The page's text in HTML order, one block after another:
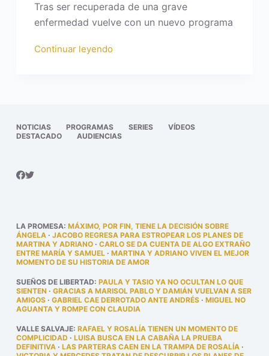
Tras ser recuperada de una grave
enfermedad vuelve con un nuevo programa
Continuar leyendo
NOTICIAS PROGRAMAS SERIES
VÍDEOS
DESTACADO
AUDIENCIAS
LA PROMESA: MÁXIMO, POR FIN, TIENE LA DECISIÓN SOBRE
ÁNGELA· JACOBO REGRESA PARA ESTROPEAR LOS PLANES DE
MARTINA Y ADRIANO· CARLO SE DA CUENTA DE ALGO EXTRAÑO
ENTRE MARÍA Y SAMUEL· MARTINA Y ADRIANO VIVEN EL MEJOR
MOMENTO DE SU HISTORIA DE AMOR
SUEÑOS DE LIBERTAD: PAULA Y TASIO YA NO OCULTAN LO QUE
SIENTEN · GRACIAS A MARISOL PABLO Y DAMIÁN VUELVAN A SER
AMIGOS· GABRIEL CAE DERROTADO ANTE ANDRÉS· MIGUEL NO
AGUANTA Y ROMPE CON CLAUDIA
VALLE SALVAJE: RAFAEL Y ROSALÍA TIENEN UN MOMENTO DE
COMPLICIDAD · LUISA BUSCA EN LA CABAÑA LA PRUEBA
DEFINITIVA· LAS PARTERAS CAEN EN LA TRAMPA DE ROSALÍA·